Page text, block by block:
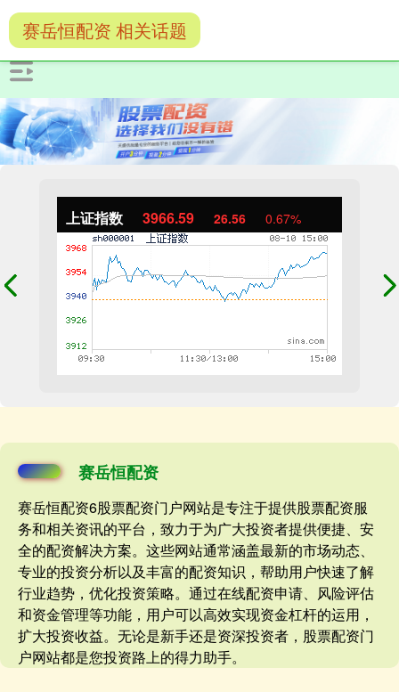
上证指数 3966.59 26.56 0.67%
赛岳恒配资
赛岳恒配资6股票配资门户网站是专注于提供股票配资服
务和相关资讯的平台，致力于为广大投资者提供便捷、安
全的配资解决方案。这些网站通常涵盖最新的市场动态、
专业的投资分析以及丰富的配资知识，帮助用户快速了解
行业趋势，优化投资策略。通过在线配资申请、风险评估
和资金管理等功能，用户可以高效实现资金杠杆的运用，
扩大投资收益。无论是新手还是资深投资者，股票配资门
户网站都是您投资路上的得力助手。
赛岳恒配资 相关话题